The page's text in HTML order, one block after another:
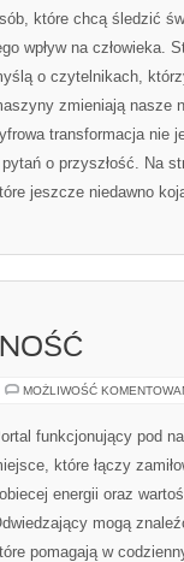
które chcą śledzić
wpływ na człowieka.
o czytelnikach,
zmieniają nasze
transformacja nie
o przyszłość. Na
jeszcze niedawno
MOŻLIWOŚĆ
funkcjonujący pod
które łączy
energii oraz
mogą
pomagają w